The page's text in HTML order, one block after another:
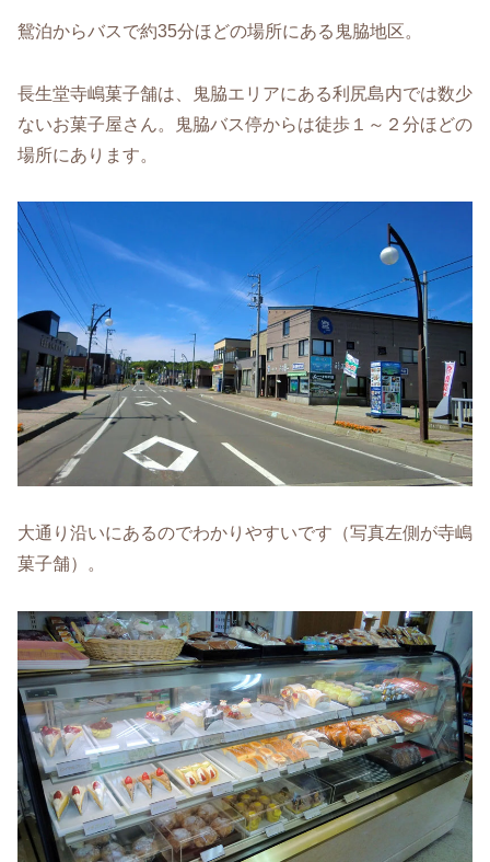
鴛泊からバスで約35分ほどの場所にある鬼脇地区。
長生堂寺嶋菓子舗は、鬼脇エリアにある利尻島内では数少
ないお菓子屋さん。鬼脇バス停からは徒歩１～２分ほどの
場所にあります。
大通り沿いにあるのでわかりやすいです（写真左側が寺嶋
菓子舗）。